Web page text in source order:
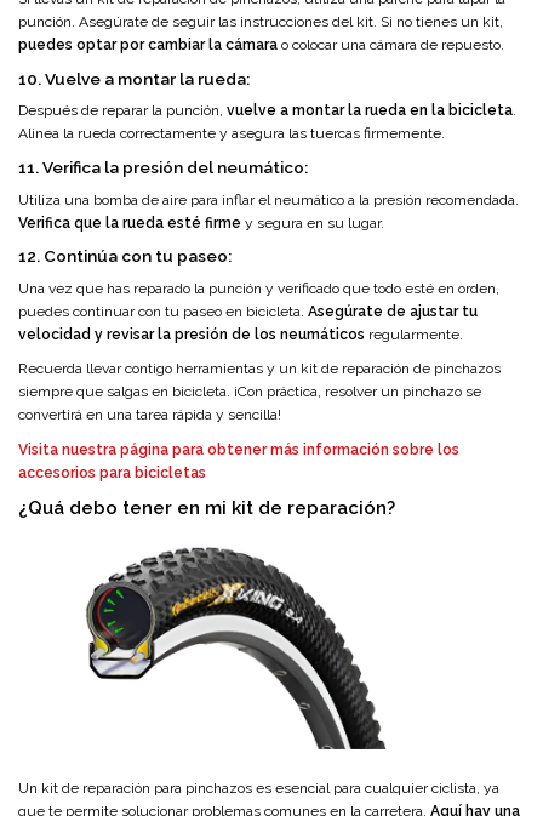
punción. Asegúrate de seguir las instrucciones del kit. Si no tienes un kit,
puedes optar por cambiar la cámara o colocar una cámara de repuesto.
10. Vuelve a montar la rueda:
Después de reparar la punción, vuelve a montar la rueda en la bicicleta.
Alinea la rueda correctamente y asegura las tuercas firmemente.
11. Verifica la presión del neumático:
Utiliza una bomba de aire para inflar el neumático a la presión recomendada.
Verifica que la rueda esté firme y segura en su lugar.
12. Continúa con tu paseo:
Una vez que has reparado la punción y verificado que todo esté en orden,
puedes continuar con tu paseo en bicicleta. Asegúrate de ajustar tu
velocidad y revisar la presión de los neumáticos regularmente.
Recuerda llevar contigo herramientas y un kit de reparación de pinchazos
siempre que salgas en bicicleta. ¡Con práctica, resolver un pinchazo se
convertirá en una tarea rápida y sencilla!
Visita nuestra página para obtener más información sobre los
accesorios para bicicletas
¿Quá debo tener en mi kit de reparación?
Un kit de reparación para pinchazos es esencial para cualquier ciclista, ya
que te permite solucionar problemas comunes en la carretera. Aquí hay una